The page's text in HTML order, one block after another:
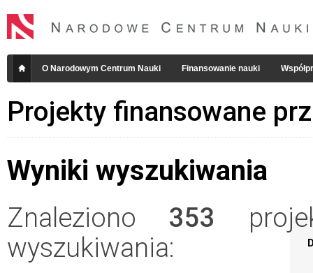
O Narodowym Centrum Nauki Finansowanie nauki
Projekty finansowane
Wyniki wyszukiwania
Znaleziono 353
wyszukiwania: